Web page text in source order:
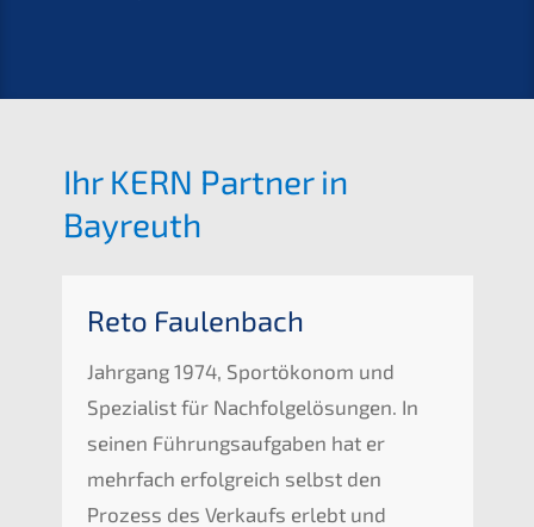
Ihr KERN Partner in
Bayreuth
Reto Faulen­bach
Jahrgang 1974, Sportöko­nom und
Spezia­list für Nachfol­ge­lö­sun­gen. In
seinen Führungs­auf­ga­ben hat er
mehrfach erfolg­reich selbst den
Prozess des Verkaufs erlebt und